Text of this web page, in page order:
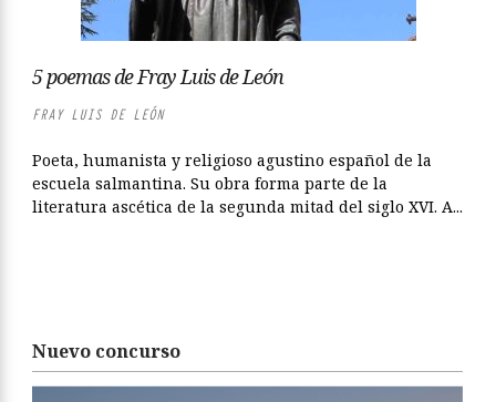
5 poemas de Fray Luis de León
FRAY LUIS DE LEÓN
Poeta, humanista y religioso agustino español de la
escuela salmantina. Su obra forma parte de la
literatura ascética de la segunda mitad del siglo XVI. A...
Nuevo concurso